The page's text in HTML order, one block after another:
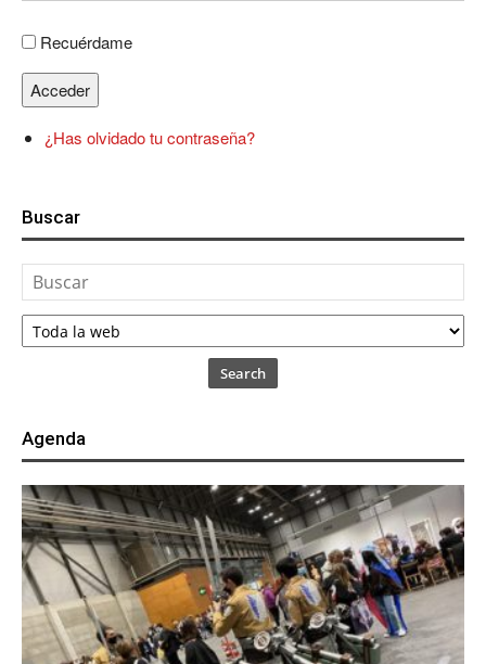
Recuérdame
Acceder
¿Has olvidado tu contraseña?
Buscar
Search
Agenda